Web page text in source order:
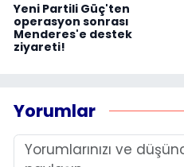
Yeni Partili Güç'ten
operasyon sonrası
Menderes'e destek
ziyareti!
Yorumlar